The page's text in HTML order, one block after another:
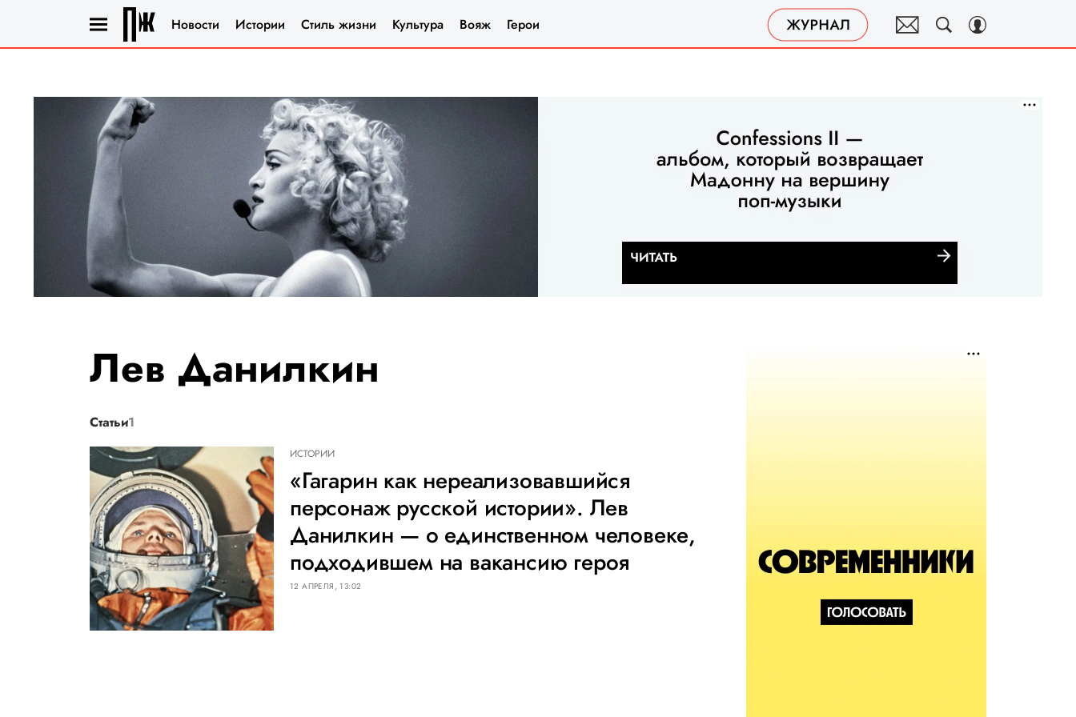
Новости Истории Стиль жизни Культура Вояж Герои
Лев Данилкин
Статьи1
ИСТОРИИ
«Гагарин как нереализовавшийся
персонаж русской истории». Лев
Данилкин — о единственном человеке,
подходившем на вакансию героя
12 АПРЕЛЯ, 13:02